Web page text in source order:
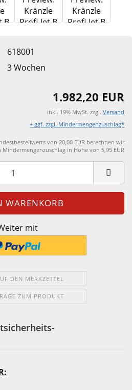
618001
3 Wochen
1.982,20 EUR
inkl. 19% MwSt. zzgl. Versand
+ ggf. zzgl. Mindermengenzuschlag*
von 20,00 EUR berechnen wir
Mindermengenzuschlag in Höhe von 5,95 EUR
mit
DEN MERKZETTEL
ZUM PRODUKT